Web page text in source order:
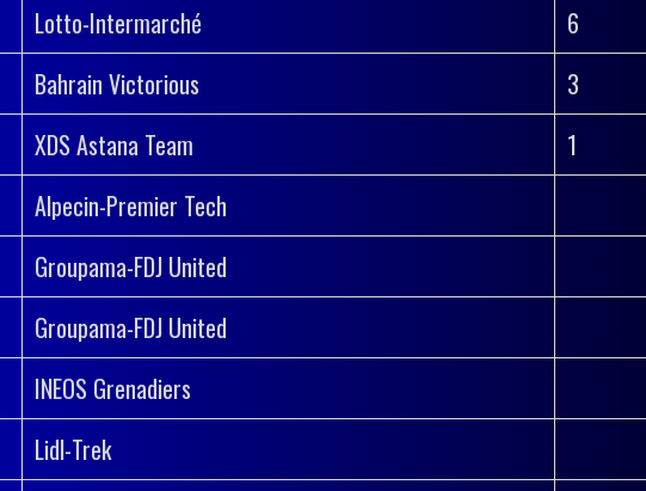
Lotto-Intermarché 6
Bahrain Victorious 3
XDS Astana Team 1
Alpecin-Premier Tech
Groupama-FDJ United
Groupama-FDJ United
INEOS Grenadiers
Lidl-Trek